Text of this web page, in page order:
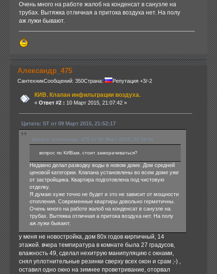
Очень много на работе жалоб на конденсат в санузле на
трубах. Вытяжка отличная а притока воздуха нет. На полу
аж лужи бывают.
Александр_475
СантехникСообщений: 350Страна: Репутация +3/-2
КИВ. Клапан инфильтрации воздуха.
« Ответ #2 : 10 Март 2015, 21:07:42 »
Цитата: ST от 09 Март 2015, 21:52:17
Цитата: Александр_475 от 09 Март 2015, 20:16:36
вопрос по КИВам, стоит заморачиваться?
Недавно делал разводку воды в новом доме. Дом средней
ценовой категории. Клапана установлены во всем доме уже
от застройщика. Квартира подготовлена под чистовую
отделку.
Я думаю хуже точно не будет и это не зависит от мощности
отопления. Современные квартиры довольно герметичны.
Очень много на работе жалоб на конденсат в санузле на
трубах. Вытяжка отличная а притока воздуха нет. На полу
аж лужи бывают.
у меня не новостройка, дом 80х годов кирпичный, 14
этажей. вчера темпиратура в комнате была 27 градусов,
влажность 49, сделал нехитрую манипуляцию с окнами,
снял уплотнительные резинки сверху всех окон и срам ;-) ,
оставил одно окно на зимнее проветривание, оторвал